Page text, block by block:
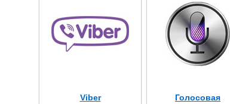
Viber
Голосовая